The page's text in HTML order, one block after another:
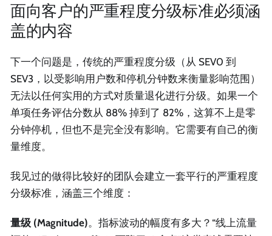
面向客户的严重程度分级标准必须涵
盖的内容
下一个问题是，传统的严重程度分级（从 SEV0 到
SEV3，以受影响用户数和停机分钟数来衡量影响范围）
无法以任何实用的方式对质量退化进行分级。如果一个
单项任务评估分数从 88% 掉到了 82%，这算不上是零
分钟停机，但也不是完全没有影响。它需要有自己的衡
量维度。
我见过的做得比较好的团队会建立一套平行的严重程度
分级标准，涵盖三个维度：
量级 (Magnitude)。指标波动的幅度有多大？“线上流量